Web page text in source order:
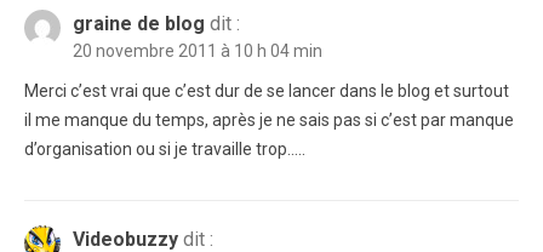
graine de blog dit :
20 novembre 2011 à 10 h 04 min
Merci c’est vrai que c’est dur de se lancer dans le blog et surtout
il me manque du temps, après je ne sais pas si c’est par manque
d’organisation ou si je travaille trop…..
Videobuzzy dit :